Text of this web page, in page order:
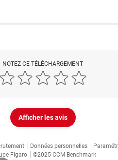
NOTEZ CE TÉLÉCHARGEMENT
Afficher les avis
Données personnelles
Figaro
©2025 CCM Benchmark